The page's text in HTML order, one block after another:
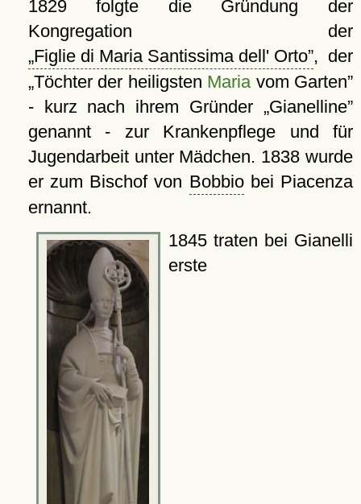
1829 folgte die Gründung der
Kongregation der
Figlie di Maria Santissima dell' Orto , der
Töchter der heiligsten Maria vom Garten
- kurz nach ihrem Gründer
Gianelline
genannt - zur Krankenpflege und für
Jugendarbeit unter Mädchen. 1838 wurde
er zum Bischof von Bobbiobei Piacenza
ernannt.
1845 traten bei Gianelli
erste